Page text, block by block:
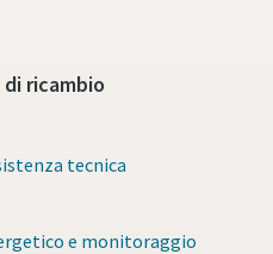
ricambio
tecnica
e monitoraggio